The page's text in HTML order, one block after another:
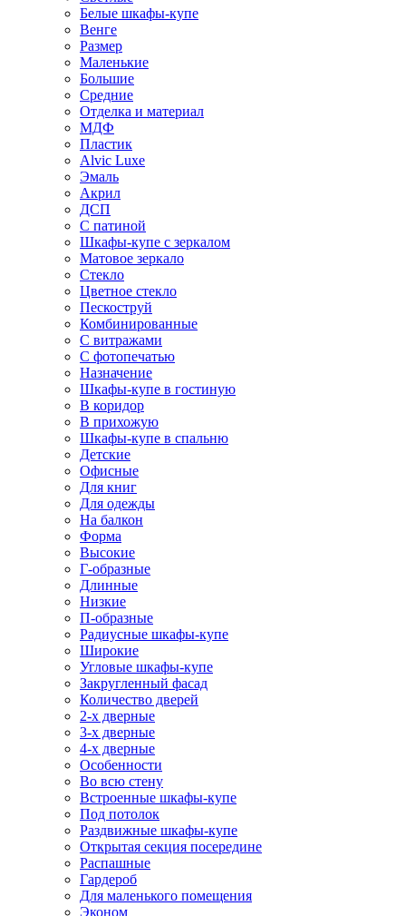
Белые шкафы-купе
Венге
Размер
Маленькие
Большие
Средние
Отделка и материал
МДФ
Пластик
Alvic Luxe
Эмаль
Акрил
ДСП
С патиной
Шкафы-купе с зеркалом
Матовое зеркало
Стекло
Цветное стекло
Пескоструй
Комбинированные
С витражами
С фотопечатью
Назначение
Шкафы-купе в гостиную
В коридор
В прихожую
Шкафы-купе в спальню
Детские
Офисные
Для книг
Для одежды
На балкон
Форма
Высокие
Г-образные
Длинные
Низкие
П-образные
Радиусные шкафы-купе
Широкие
Угловые шкафы-купе
Закругленный фасад
Количество дверей
2-х дверные
3-х дверные
4-х дверные
Особенности
Во всю стену
Встроенные шкафы-купе
Под потолок
Раздвижные шкафы-купе
Открытая секция посередине
Распашные
Гардероб
Для маленького помещения
Эконом